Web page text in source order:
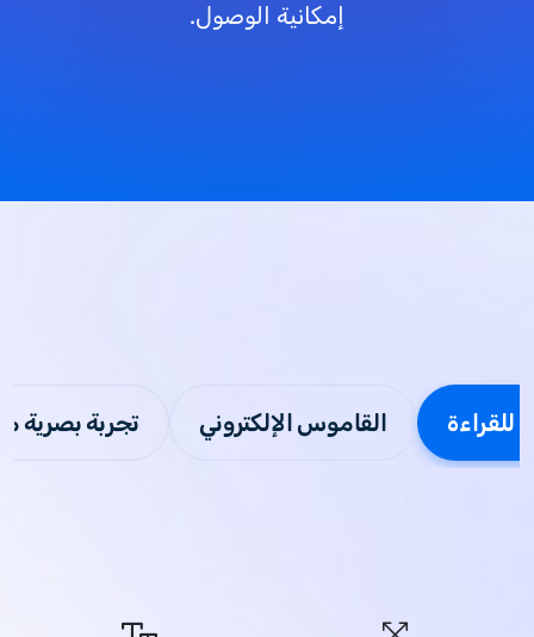
إمكانية الوصول.
القاموس الإلكتروني تجربة بصرية